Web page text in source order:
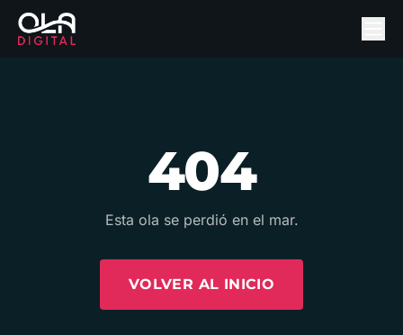
404
Esta ola se perdió en el mar.
VOLVER AL INICIO